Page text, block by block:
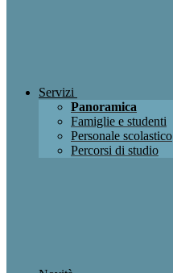
Servizi
Panoramica
Famiglie e studenti
Personale scolastico
Percorsi di studio